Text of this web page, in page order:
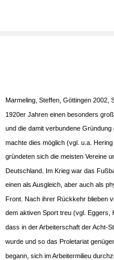
Marmeling, Steffen, Göttingen 2002,
1920er Jahren einen besonders
und die damit verbundene
machte dies möglich (vgl. u.a.
gründeten sich die meisten Vereine
Deutschland. Im Krieg war das
einen als Ausgleich, aber auch als
Front. Nach ihrer Rückkehr blieben
dem aktiven Sport treu (vgl. Eggers,
dass in der Arbeiterschaft der Acht-
wurde und so das Proletariat
begann, sich im Arbeitermilieu